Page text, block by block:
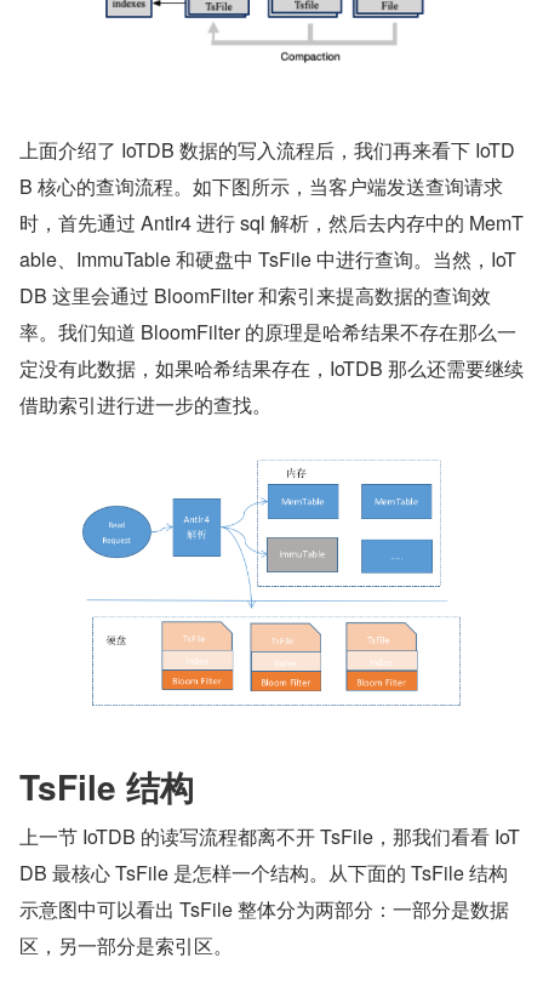
上面介绍了 IoTDB 数据的写入流程后，我们再来看下 IoTD
B 核心的查询流程。如下图所示，当客户端发送查询请求
时，首先通过 Antlr4 进行 sql 解析，然后去内存中的 MemT
able、ImmuTable 和硬盘中 TsFile 中进行查询。当然，IoT
DB 这里会通过 BloomFilter 和索引来提高数据的查询效
率。我们知道 BloomFilter 的原理是哈希结果不存在那么一
定没有此数据，如果哈希结果存在，IoTDB 那么还需要继续
借助索引进行进一步的查找。
TsFile 结构
上一节 IoTDB 的读写流程都离不开 TsFile，那我们看看 IoT
DB 最核心 TsFile 是怎样一个结构。从下面的 TsFile 结构
示意图中可以看出 TsFile 整体分为两部分：一部分是数据
区，另一部分是索引区。